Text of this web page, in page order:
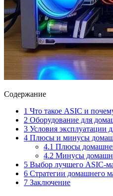
Содержание
1 Что такое ASIC и
2 Оборудование для
3 Условия эксплуатации
4 Плюсы и минусы
4.1 Плюсы
4.2 Минусы
5 Выбор лучшего ASIC-
6 Стратегии домашнего
7 Заключение